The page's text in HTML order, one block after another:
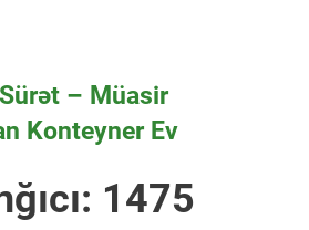
Sürət – Müasir
Konteyner Ev
1475